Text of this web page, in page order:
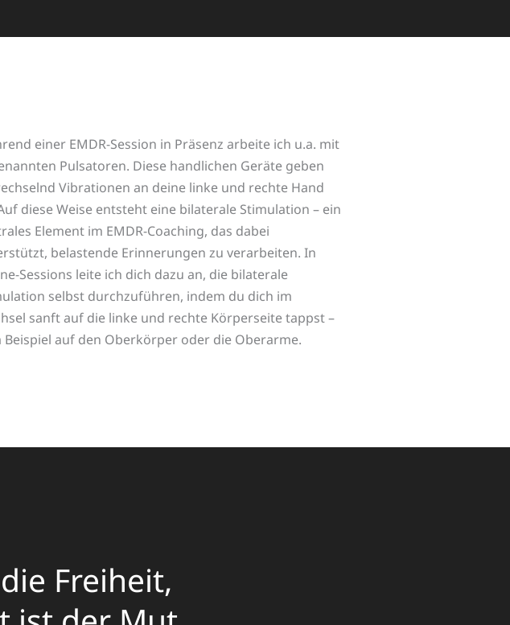
einer EMDR-Session in Präsenz arbeite ich u.a. mit
Pulsatoren. Diese handlichen Geräte geben
Vibrationen an deine linke und rechte Hand
diese Weise entsteht eine bilaterale Stimulation – ein
Element im EMDR-Coaching, das dabei
belastende Erinnerungen zu verarbeiten. In
Sessions leite ich dich dazu an, die bilaterale
selbst durchzuführen, indem du dich im
sanft auf die linke und rechte Körperseite tappst –
Beispiel auf den Oberkörper oder die Oberarme.
Freiheit,